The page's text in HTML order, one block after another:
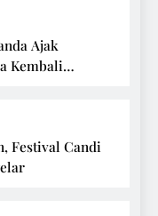
Ajak
Kembali
Festival Candi